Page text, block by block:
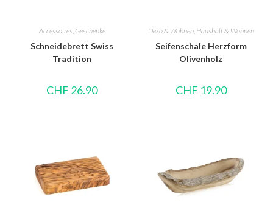
Accessoires Geschenke
Schneidebrett Swiss
Tradition
CHF 26.90
Deko & Wohnen, Haushalt & Wohnen
Seifenschale Herzform
Olivenholz
CHF 19.90